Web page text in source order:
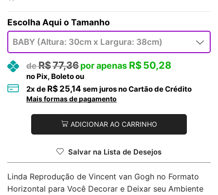
Tamanho
R$77,36 R$50,28
no Pix, Boleto ou
2x de R$ 25,14 sem juros no Cartão de Crédito
Mais formas de pagamento
ADICIONAR AO CARRINHO
Salvar na Lista de Desejos
Linda Reprodução de Vincent van Gogh no Formato
Horizontal para Você Decorar e Deixar seu Ambiente